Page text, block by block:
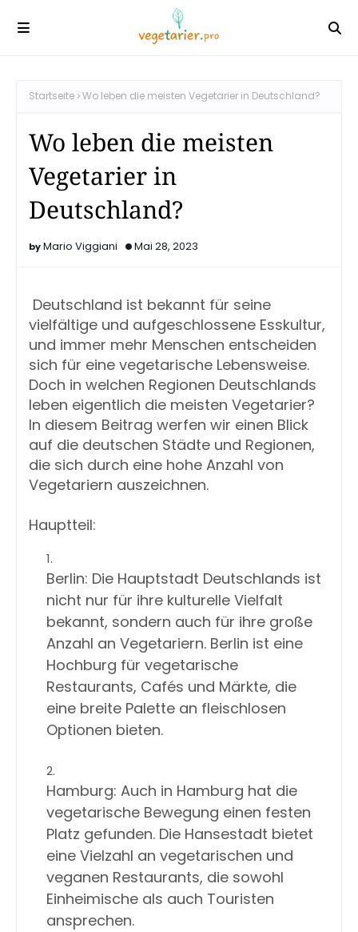
Startseite Wo leben die meisten Vegetarier in Deutschland?
Wo leben die meisten
Vegetarier in
Deutschland?
Mario Viggiani Mai 28, 2023
Deutschland ist bekannt für seine
vielfältige und aufgeschlossene Esskultur,
und immer mehr Menschen entscheiden
sich für eine vegetarische Lebensweise.
Doch in welchen Regionen Deutschlands
leben eigentlich die meisten Vegetarier?
In diesem Beitrag werfen wir einen Blick
auf die deutschen Städte und Regionen,
die sich durch eine hohe Anzahl von
Vegetariern auszeichnen.
Hauptteil:
Berlin: Die Hauptstadt Deutschlands ist
nicht nur für ihre kulturelle Vielfalt
bekannt, sondern auch für ihre große
Anzahl an Vegetariern. Berlin ist eine
Hochburg für vegetarische
Restaurants, Cafés und Märkte, die
eine breite Palette an fleischlosen
Optionen bieten.
Hamburg: Auch in Hamburg hat die
vegetarische Bewegung einen festen
Platz gefunden. Die Hansestadt bietet
eine Vielzahl an vegetarischen und
veganen Restaurants, die sowohl
Einheimische als auch Touristen
ansprechen.